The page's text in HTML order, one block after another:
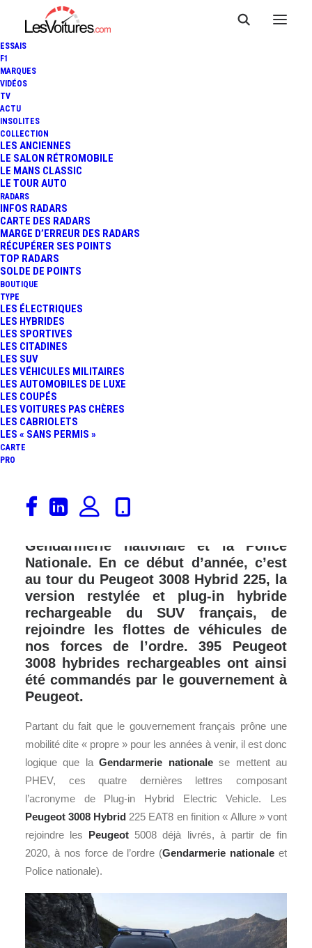
ESSAIS
F1
MARQUES
VIDÉOS
TV
ACTU
INSOLITES
COLLECTION
LES ANCIENNES
LE SALON RÉTROMOBILE
LE MANS CLASSIC
LE TOUR AUTO
RADARS
INFOS RADARS
CARTE DES RADARS
MARGE D’ERREUR DES RADARS
RÉCUPÉRER SES POINTS
TOP RADARS
SOLDE DE POINTS
BOUTIQUE
TYPE
LES ÉLECTRIQUES
LES HYBRIDES
LES SPORTIVES
LES CITADINES
LES SUV
LES VÉHICULES MILITAIRES
LES AUTOMOBILES DE LUXE
LES COUPÉS
LES VOITURES PAS CHÈRES
LES CABRIOLETS
LES « SANS PERMIS »
CARTE
PRO
HYBRIDES POUR LA
GENDARMERIE NATIONALE
3 Minutes
Depuis deux ans, le Ministère de
l’Intérieur a débuté le renouvellement
Gendarmerie nationale et la Police
Nationale. En ce début d’année, c’est
au tour du Peugeot 3008 Hybrid 225, la
version restylée et plug-in hybride
rechargeable du SUV français, de
rejoindre les flottes de véhicules de
nos forces de l’ordre. 395 Peugeot
3008 hybrides rechargeables ont ainsi
été commandés par le gouvernement à
Peugeot.
Partant du fait que le gouvernement français prône une
mobilité dite « propre » pour les années à venir, il est donc
logique que laGendarmerie nationalese mettent au
PHEV, ces quatre dernières lettres composant
l’acronyme de Plug-in Hybrid Electric Vehicle. Les
Peugeot 3008 Hybrid 225 EAT8 en finition « Allure » vont
rejoindre les Peugeot 5008 déjà livrés, à partir de fin
2020, à nos force de l’ordre (Gendarmerie nationale et
Police nationale).